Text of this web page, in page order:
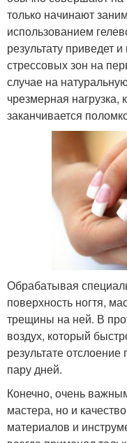
только начинают
использованием
результату приведет
стрессовых зон на
случае на
чрезмерная нагрузка,
заканчивается
Обрабатывая
поверхность ногтя,
трещины на ней. В
воздух, который
результате
пару дней.
Конечно, очень
мастера, но и
материалов и